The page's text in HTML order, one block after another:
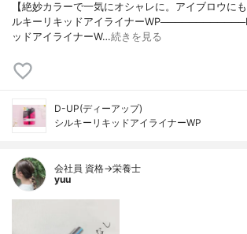
【絶妙カラーで一気にオシャレに。アイブロウに
ルキーリキッドアイライナー
ッドアイライナーW…続きを見る
D-UP(ディーアップ)
シルキーリキッドアイライナーWP
会社員 資格→栄養士
yuu